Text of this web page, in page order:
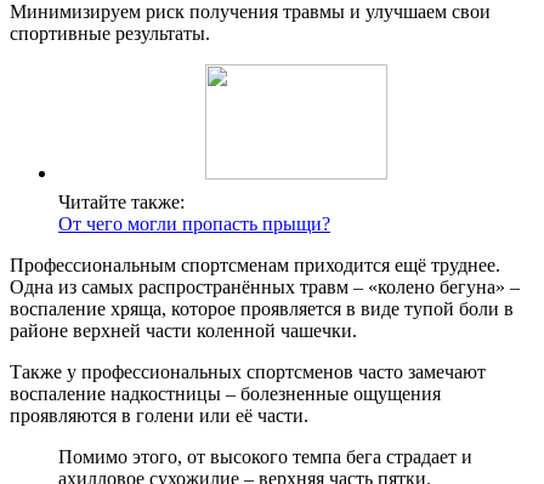
Минимизируем риск получения травмы и улучшаем свои
спортивные результаты.
Читайте также:
От чего могли пропасть прыщи?
Профессиональным спортсменам приходится ещё труднее.
Одна из самых распространённых травм – «колено бегуна» –
воспаление хряща, которое проявляется в виде тупой боли в
районе верхней части коленной чашечки.
Также у профессиональных спортсменов часто замечают
воспаление надкостницы – болезненные ощущения
проявляются в голени или её части.
Помимо этого, от высокого темпа бега страдает и
ахилловое сухожилие – верхняя часть пятки.